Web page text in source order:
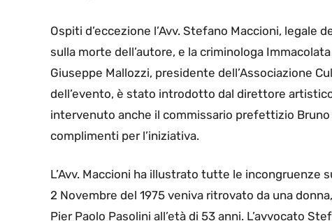
Ospiti d’eccezione l’Avv. Stefano Maccioni, legale
sulla morte dell’autore, e la criminologa
Giuseppe Mallozzi, presidente dell’Associazione
dell’evento, è stato introdotto dal direttore
intervenuto anche il commissario prefettizio
complimenti per l’iniziativa.
L’Avv. Maccioni ha illustrato tutte le incongruenze
2 Novembre del 1975 veniva ritrovato da una
Pier Paolo Pasolini all’età di 53 anni. L’avvocato